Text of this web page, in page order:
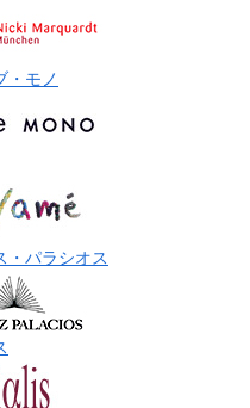
・モノ
・パラシオス